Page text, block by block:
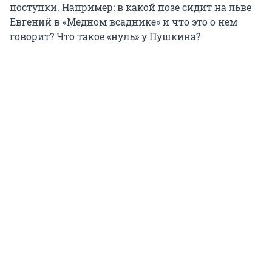
поступки. Например: в какой позе сидит на льве
Евгений в «Медном всаднике» и что это о нем
говорит? Что такое «нуль» у Пушкина?